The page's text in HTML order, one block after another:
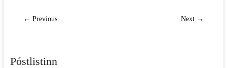
← Previous Next →
Póstlistinn